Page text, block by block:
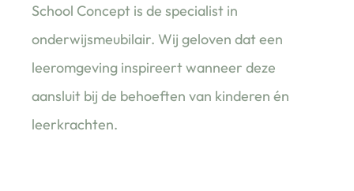
School Concept is de specialist in
onderwijsmeubilair. Wij geloven dat een
leeromgeving inspireert wanneer deze
aansluit bij de behoeften van kinderen én
leerkrachten.